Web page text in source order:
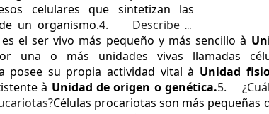
celulares que sintetizan las
un organismo.4.
Describe la
el ser vivo más pequeño y más sencillo à
una o más unidades vivas llamadas
posee su propia actividad vital à Unidad
à Unidad de origen o genética.5.
Células procariotas son más pequeñas